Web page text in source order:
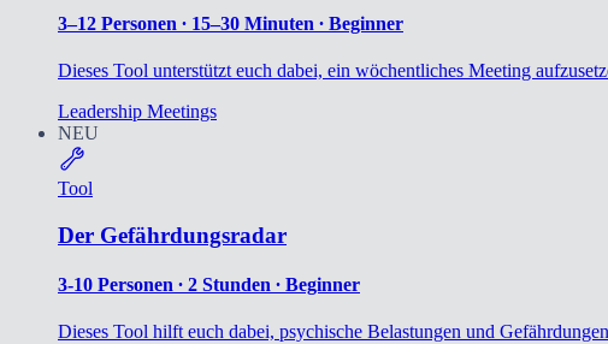
3–12 Personen ∙ 15–30 Minuten ∙ Beginner
Dieses Tool unterstützt euch dabei, ein wöchentliches Meeting
Leadership Meetings
NEU
Tool
Der Gefährdungsradar
3-10 Personen ∙ 2 Stunden ∙ Beginner
Dieses Tool hilft euch dabei, psychische Belastungen und